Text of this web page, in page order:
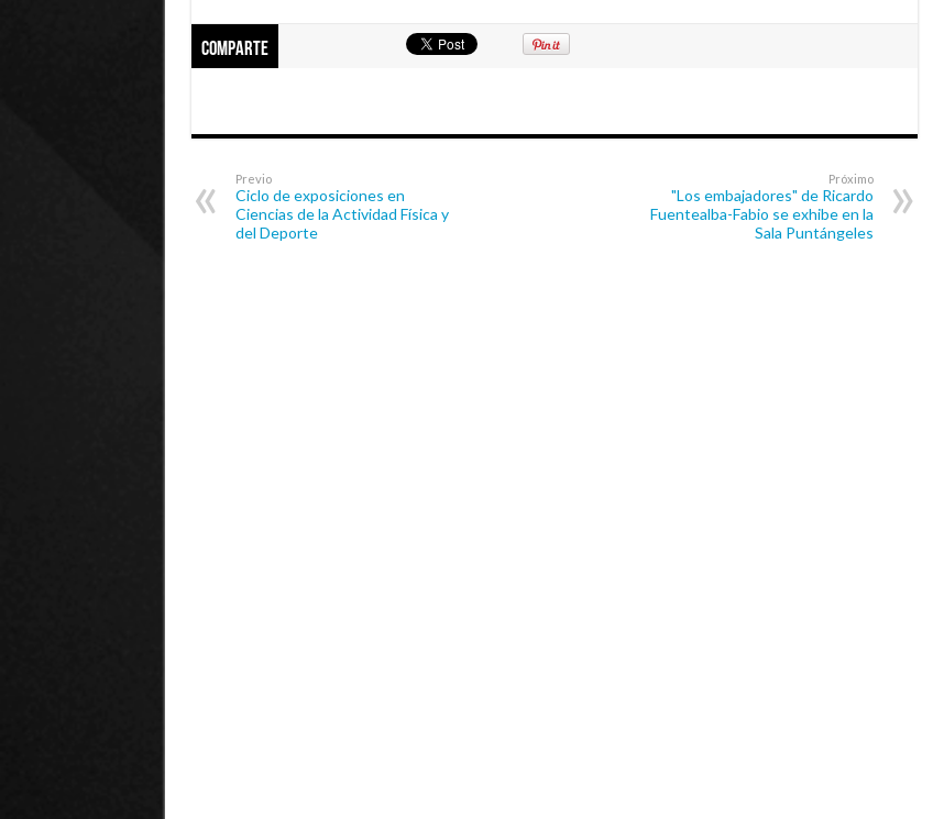
Comparte
Previo
Ciclo de exposiciones en
Ciencias de la Actividad Física y
del Deporte
Próximo
"Los embajadores" de Ricardo
Fuentealba-Fabio se exhibe en la
Sala Puntángeles